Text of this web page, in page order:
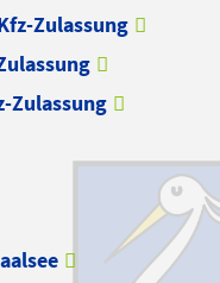
Zulassung
Zulassung